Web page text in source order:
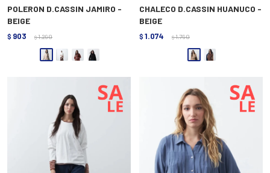
POLERON D.CASSIN JAMIRO -
BEIGE
$ 903 $ 1.290
CHALECO D.CASSIN HUANUCO -
BEIGE
$ 1.074 $ 1.790